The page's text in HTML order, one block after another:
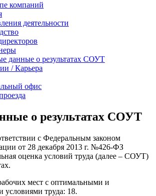
компаний
деятельности
данные о результатах СОУТ
/ Карьера
офис
о результатах СОУТ
с Федеральным законом
от 28 декабря 2013 г. №426-ФЗ
оценка условий труда (далее – СОУТ)
мест с оптимальными и
условиями труда: 18.